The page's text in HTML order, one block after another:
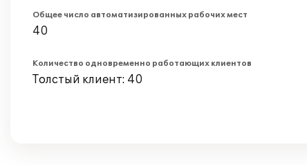
Общее число автоматизированных рабочих мест
40
Количество одновременно работающих клиентов
Толстый клиент: 40